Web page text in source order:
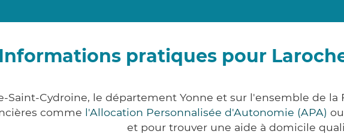
Informations pratiques pour
Saint-Cydroine, le département Yonne et sur l'ensemble de la
comme l'Allocation Personnalisée d'Autonomie (APA)
et pour trouver une aide à domicile